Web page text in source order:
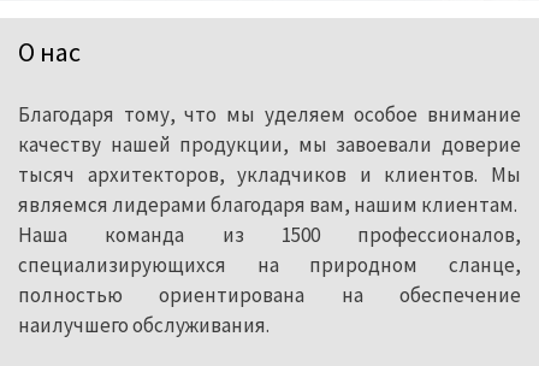
О нас
Благодаря тому, что мы уделяем особое внимание
качеству нашей продукции, мы завоевали доверие
тысяч архитекторов, укладчиков и клиентов. Мы
являемся лидерами благодаря вам, нашим клиентам.
Наша команда из 1500 профессионалов,
специализирующихся на природном сланце,
полностью ориентирована на обеспечение
наилучшего обслуживания.